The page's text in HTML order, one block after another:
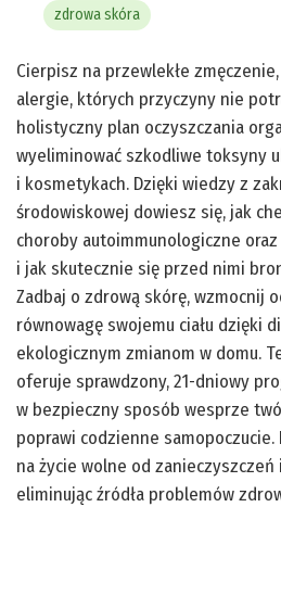
zdrowa skóra
Cierpisz na przewlekłe
alergie, których przyczyny nie
holistyczny plan oczyszczania
wyeliminować szkodliwe toksyny
i kosmetykach. Dzięki wiedzy z
środowiskowej dowiesz się, jak
choroby autoimmunologiczne
i jak skutecznie się przed nimi
Zadbaj o zdrową skórę, wzmocnij
równowagę swojemu ciału dzięki
ekologicznym zmianom w domu.
oferuje sprawdzony, 21-dniowy
w bezpieczny sposób wesprze
poprawi codzienne
na życie wolne od
eliminując źródła problemów